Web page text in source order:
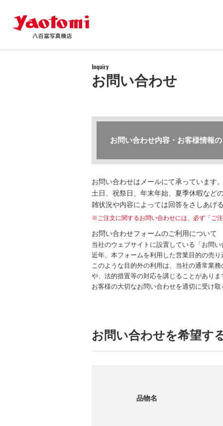
Inquiry
お問い合わせ
お問い合わせ内容・お客様情報
お問い合わせはメールにて承っています
土日、祝祭日、年末年始、夏季休暇など
雑状況や内容によっては回答をさしあげ
※ご注文に関するお問い合わせには、必ず「ご
お問い合わせフォームのご利用について
当社のウェブサイトに設置している「お問
近年、本フォームを利用した営業目的の売
このような目的外の利用は、当社の通常業
や、法的措置等の対応を講じることがありま
お客様の大切なお問い合わせを適切に受け
お問い合わせを希望す
品物名